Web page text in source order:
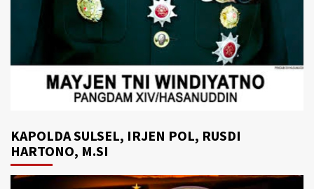
KAPOLDA SULSEL, IRJEN POL, RUSDI
HARTONO, M.SI